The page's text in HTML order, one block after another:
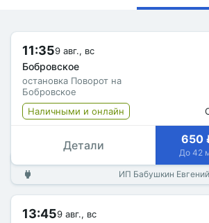
11:359 авг., вс
Бобровское
остановка Поворот на
Бобровское
Наличными и онлайн
Детали 650
До 42
ИП Бабушкин
13:459 авг., вс